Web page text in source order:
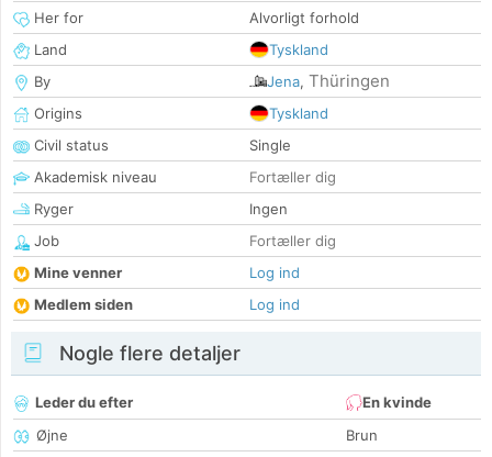
Her for
Alvorligt forhold
Land
Tyskland
By
Jena, Thüringen
Origins
Tyskland
Civil status
Single
Akademisk niveau
Fortæller dig
Ryger
Ingen
Job
Fortæller dig
Mine venner
Log ind
Medlem siden
Log ind
Nogle flere detaljer
Leder du efter
En kvinde
Øjne
Brun